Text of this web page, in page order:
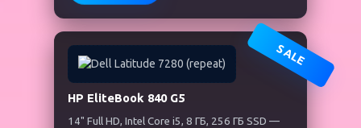
SALE
HP EliteBook 840 G5
14" Full HD, Intel Core i5, 8 ГБ, 256 ГБ SSD —